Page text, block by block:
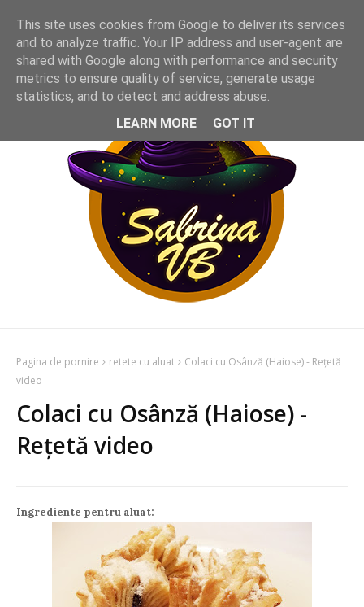
Pagina de pornire retete cu aluat
Colaci cu Osânză (Haiose) - Rețetă
video
Colaci cu Osânză (Haiose) -
Rețetă video
Ingrediente pentru aluat:
This site uses cookies from Google to deliver its services
and to analyze traffic. Your IP address and user-agent are
shared with Google along with performance and security
metrics to ensure quality of service, generate usage
statistics, and to detect and address abuse.
LEARN MORE
GOT IT